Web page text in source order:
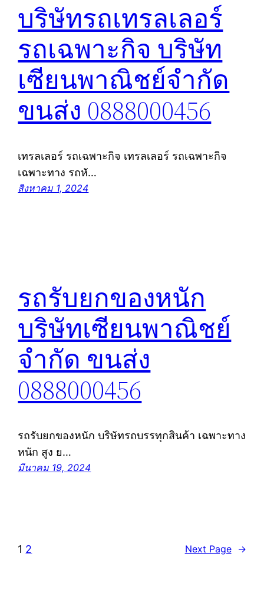
บริษัทรถเทรลเลอร์
รถเฉพาะกิจ บริษัท
เซียนพาณิชย์จำกัด
ขนส่ง 0888000456
เทรลเลอร์ รถเฉพาะกิจ เทรลเลอร์ รถเฉพาะกิจ
เฉพาะทาง รถหั…
สิงหาคม 1, 2024
รถรับยกของหนัก
บริษัทเซียนพาณิชย์
จำกัด ขนส่ง
0888000456
รถรับยกของหนัก บริษัทรถบรรทุกสินค้า เฉพาะทาง
หนัก สูง ย…
มีนาคม 19, 2024
1 2 Next Page →